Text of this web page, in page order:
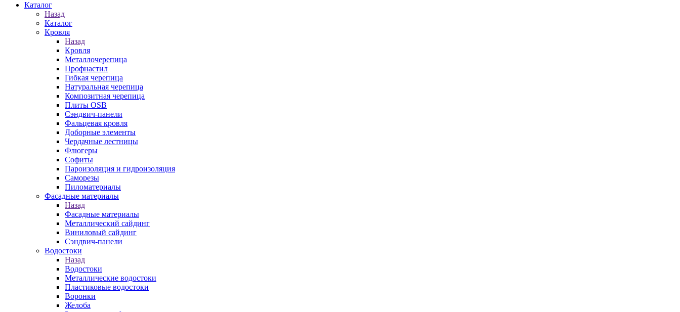
Каталог
Назад
Каталог
Кровля
Назад
Кровля
Металлочерепица
Профнастил
Гибкая черепица
Натуральная черепица
Композитная черепица
Плиты OSB
Сэндвич-панели
Фальцевая кровля
Доборные элементы
Чердачные лестницы
Флюгеры
Софиты
Пароизоляция и гидроизоляция
Саморезы
Пиломатериалы
Фасадные материалы
Назад
Фасадные материалы
Металлический сайдинг
Виниловый сайдинг
Сэндвич-панели
Водостоки
Назад
Водостоки
Металлические водостоки
Пластиковые водостоки
Воронки
Желоба